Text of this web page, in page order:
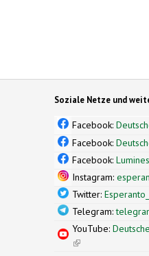
Soziale Netze und
Facebook:
Facebook:
Facebook:
Instagram:
Twitter:
Telegram:
YouTube:
(link is external)